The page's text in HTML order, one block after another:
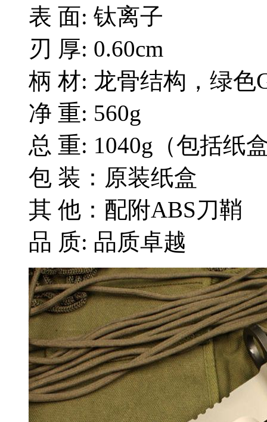
表 面: 钛离子
刃 厚: 0.60cm
柄 材: 龙骨结构，绿色
净 重: 560g
总 重: 1040g（包括纸
包 装：原装纸盒
其 他：配附ABS刀鞘
品 质: 品质卓越